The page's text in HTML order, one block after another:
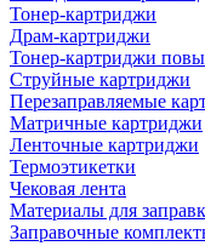
Тонер-картриджи
Драм-картриджи
Тонер-картриджи
Струйные картриджи
Перезаправляемые
Матричные картриджи
Ленточные картриджи
Термоэтикетки
Чековая лента
Материалы для
Заправочные